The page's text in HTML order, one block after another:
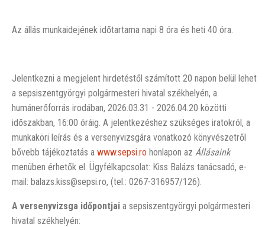
Az állás munkaidejének időtartama napi 8 óra és heti 40 óra.
Jelentkezni a megjelent hirdetéstől számított 20 napon belül lehet
a sepsiszentgyörgyi polgármesteri hivatal székhelyén, a
humánerőforrás irodában, 2026.03.31 - 2026.04.20 közötti
időszakban, 16:00 óráig. A jelentkezéshez szükséges iratokról, a
munkaköri leírás és a versenyvizsgára vonatkozó könyvészetről
bővebb tájékoztatás a www.sepsi.ro honlapon az Állásaink
menüben érhetők el. Ügyfélkapcsolat: Kiss Balázs tanácsadó, e-
mail: balazs.kiss@sepsi.ro, (tel.: 0267-316957/126).
A versenyvizsga időpontjai a sepsiszentgyörgyi polgármesteri
hivatal székhelyén: